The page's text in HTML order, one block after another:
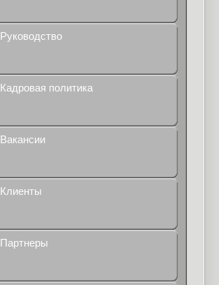
Руководство
Кадровая политика
Вакансии
Клиенты
Партнеры